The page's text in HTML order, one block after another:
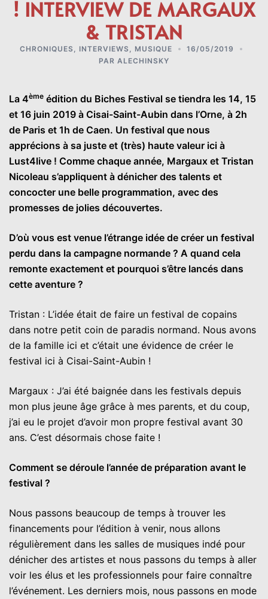
! INTERVIEW DE MARGAUX
& TRISTAN
CHRONIQUES INTERVIEWS MUSIQUE
16/05/2019
PAR ALECHINSKY
La 4ème édition du Biches Festival se tiendra les 14, 15
et 16 juin 2019 à Cisai-Saint-Aubin dans l’Orne, à 2h
de Paris et 1h de Caen. Un festival que nous
apprécions à sa juste et (très) haute valeur ici à
Lust4live ! Comme chaque année, Margaux et Tristan
Nicoleau s’appliquent à dénicher des talents et
concocter une belle programmation, avec des
promesses de jolies découvertes.
D’où vous est venue l’étrange idée de créer un festival
perdu dans la campagne normande ? A quand cela
remonte exactement et pourquoi s’être lancés dans
cette aventure ?
Tristan : L’idée était de faire un festival de copains
dans notre petit coin de paradis normand. Nous avons
de la famille ici et c’était une évidence de créer le
festival ici à Cisai-Saint-Aubin !
Margaux : J’ai été baignée dans les festivals depuis
mon plus jeune âge grâce à mes parents, et du coup,
j’ai eu le projet d’avoir mon propre festival avant 30
ans. C’est désormais chose faite !
Comment se déroule l’année de préparation avant le
festival ?
Nous passons beaucoup de temps à trouver les
financements pour l’édition à venir, nous allons
régulièrement dans les salles de musiques indé pour
dénicher des artistes et nous passons du temps à aller
voir les élus et les professionnels pour faire connaître
l’événement. Les derniers mois, nous passons en mode